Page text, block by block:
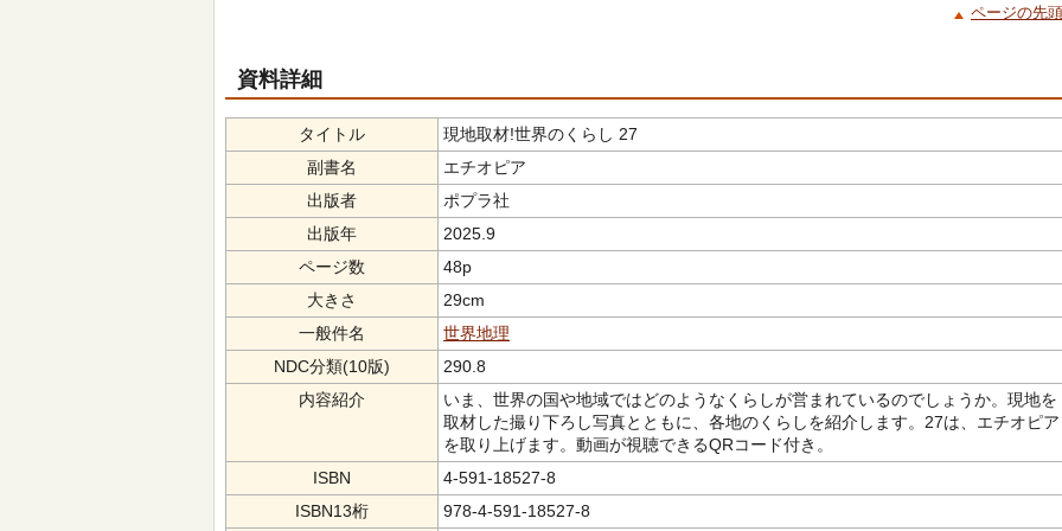
ページの先
資料詳細
タイトル
現地取材!世界のくらし 27
副書名
エチオピア
出版者
ポプラ社
出版年
2025.9
ページ数
48p
大きさ
29cm
一般件名
世界地理
NDC分類(10版)
290.8
内容紹介
いま、世界の国や地域ではどのようなくらしが営まれているのでしょうか。現地を
取材した撮り下ろし写真とともに、各地のくらしを紹介します。27は、エチオピア
を取り上げます。動画が視聴できるQRコード付き。
ISBN
4-591-18527-8
ISBN13桁
978-4-591-18527-8